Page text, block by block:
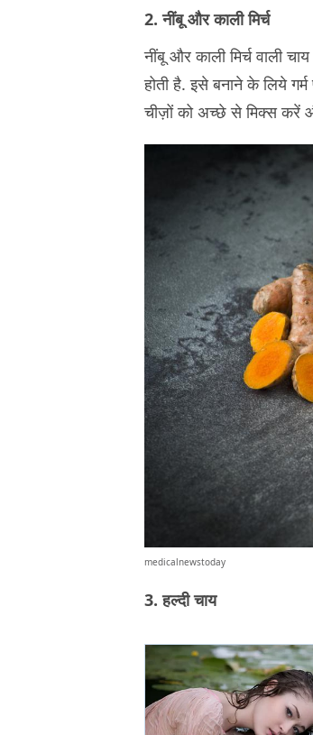
2. नींबू और काली मिर्च
नींबू और काली मिर्च वाली
होती है. इसे बनाने के लिये गर्म
चीज़ों को अच्छे से मिक्स करें
medicalnewstoday
3. हल्दी चाय